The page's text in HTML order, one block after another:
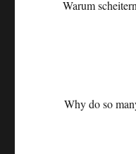
Warum
Why do so